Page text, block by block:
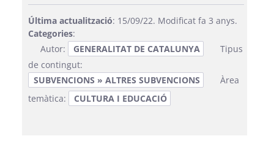
Última actualització: 15/09/22. Modificat fa 3 anys.
Categories:
Autor:
GENERALITAT DE CATALUNYA
Tipus
de contingut:
SUBVENCIONS » ALTRES SUBVENCIONS
Àrea
temàtica:
CULTURA I EDUCACIÓ